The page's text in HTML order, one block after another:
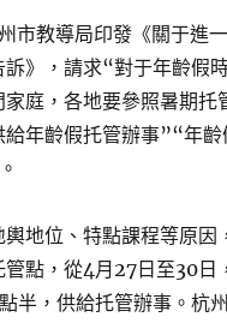
市教導局印發《關于進
訴》，請求“對于年齡假
庭，各地要參照暑期托
給年齡假托管辦事”“年
輿地位、特點課程等原因
管點，從4月27日至30日
半，供給托管辦事。杭